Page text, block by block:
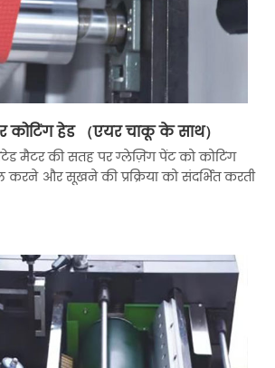
कोटिंग हेड （एयर चाकू के साथ）
मैटर की सतह पर ग्लेज़िंग पेंट को कोटिंग
और सूखने की प्रक्रिया को संदर्भित करती